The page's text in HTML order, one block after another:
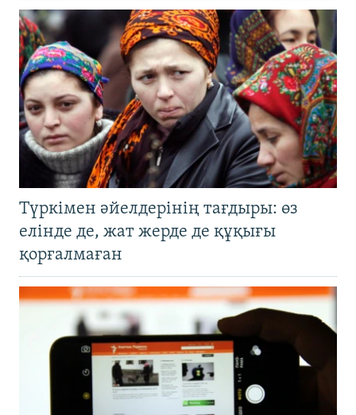
Түркімен әйелдерінің тағдыры: өз
елінде де, жат жерде де құқығы
қорғалмаған